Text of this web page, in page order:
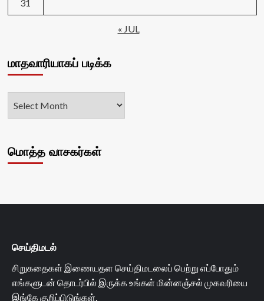
31
« JUL
மாதவாரியாகப் படிக்க
மொத்த வாசகர்கள்
செய்திமடல்
சிறுகதைகள் இணையதள செய்திமடலைப் பெற்று எப்போதும்
எங்களுடன் தொடர்பில் இருக்க உங்கள் மின்னஞ்சல் முகவரியை
இங்கே குறிப்பிடுங்கள்.